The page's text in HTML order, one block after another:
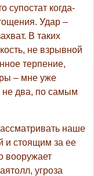
супостат когда-
Удар –
В таких
не взрывной
терпение,
– мне уже
не два, по самым
наше
и стоящим за ее
вооружает
угроза